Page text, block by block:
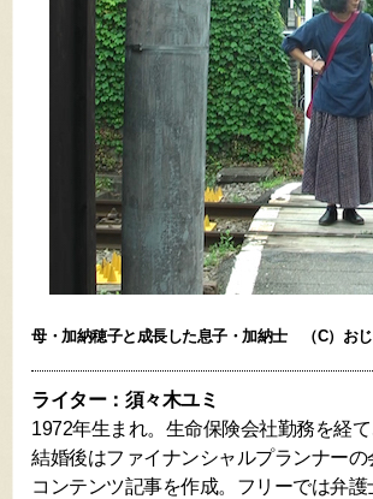
母・加納穂子と成長した息子・加納士 （C）お
ライター：須々木ユミ
1972年生まれ。生命保険会社勤務を経
結婚後はファイナンシャルプランナー
コンテンツ記事を作成。フリーでは弁